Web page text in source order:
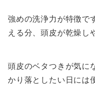
強めの洗浄力が特徴で
える分、頭皮が乾燥し
頭皮のベタつきが気に
かり落としたい日には